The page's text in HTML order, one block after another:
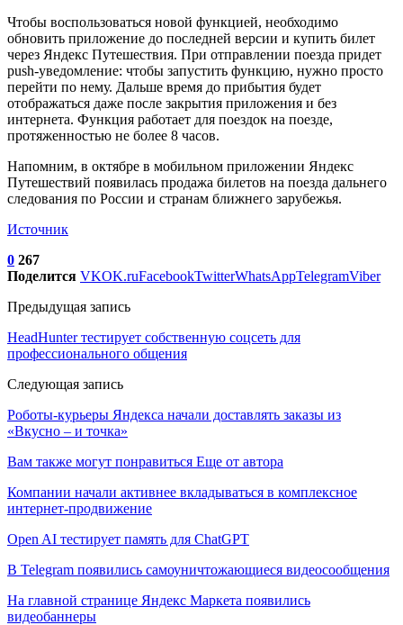
Чтобы воспользоваться новой функцией, необходимо
обновить приложение до последней версии и купить билет
через Яндекс Путешествия. При отправлении поезда придет
push-уведомление: чтобы запустить функцию, нужно просто
перейти по нему. Дальше время до прибытия будет
отображаться даже после закрытия приложения и без
интернета. Функция работает для поездок на поезде,
протяженностью не более 8 часов.
Напомним, в октябре в мобильном приложении Яндекс
Путешествий появилась продажа билетов на поезда дальнего
следования по России и странам ближнего зарубежья.
Источник
0 267
Поделится VKOK.ruFacebookTwitterWhatsAppTelegramViber
Предыдущая запись
HeadHunter тестирует собственную соцсеть для
профессионального общения
Следующая запись
Роботы-курьеры Яндекса начали доставлять заказы из
«Вкусно – и точка»
Вам также могут понравиться Еще от автора
Компании начали активнее вкладываться в комплексное
интернет-продвижение
Open AI тестирует память для ChatGPT
В Telegram появились самоуничтожающиеся видеосообщения
На главной странице Яндекс Маркета появились
видеобаннеры